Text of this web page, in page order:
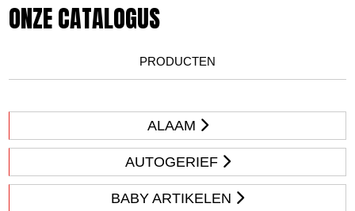
ONZE CATALOGUS
PRODUCTEN
ALAAM
AUTOGERIEF
BABY ARTIKELEN